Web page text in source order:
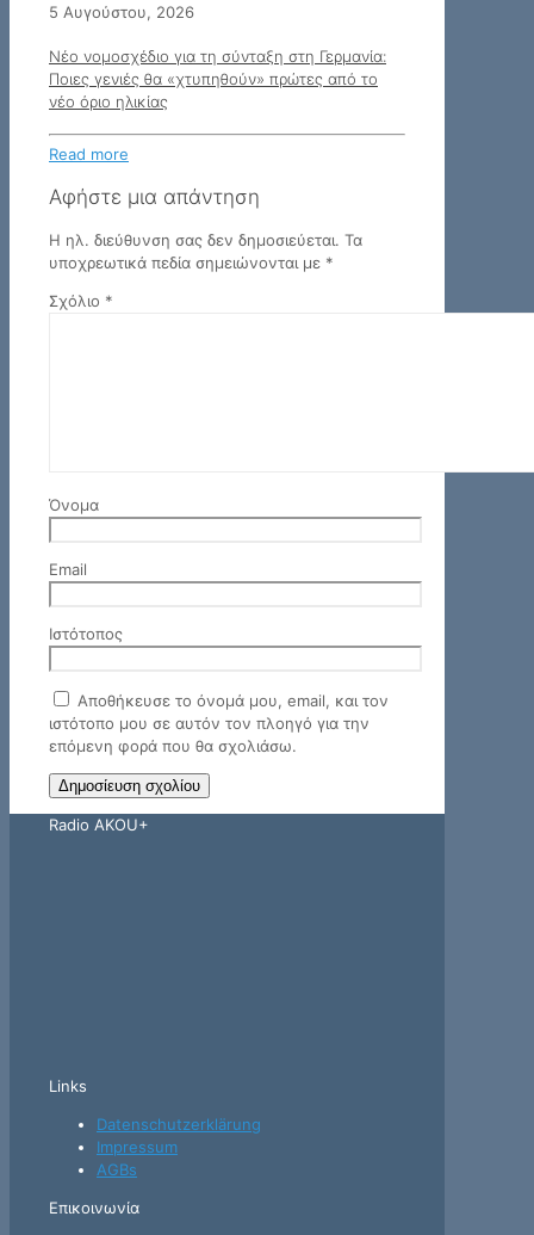
5 Αυγούστου, 2026
Νέο νομοσχέδιο για τη σύνταξη στη Γερμανία:
Ποιες γενιές θα «χτυπηθούν» πρώτες από το
νέο όριο ηλικίας
Read more
Αφήστε μια απάντηση
Η ηλ. διεύθυνση σας δεν δημοσιεύεται. Τα
υποχρεωτικά πεδία σημειώνονται με *
Σχόλιο *
Όνομα
Email
Ιστότοπος
Αποθήκευσε το όνομά μου, email, και τον
ιστότοπο μου σε αυτόν τον πλοηγό για την
επόμενη φορά που θα σχολιάσω.
Radio AKOU+
Links
Datenschutzerklärung
Impressum
AGBs
Επικοινωνία